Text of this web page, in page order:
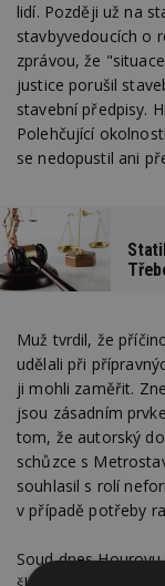
lidí. Později už na
stavbyvedoucích o
zprávou, že
justice porušil
stavební předpisy.
Polehčující
se nedopustil ani
Muž tvrdil, že
udělali při
ji mohli zaměřit.
jsou zásadním
tom, že autorský
schůzce s
souhlasil s rolí
v případě potřeby
Soud dnes